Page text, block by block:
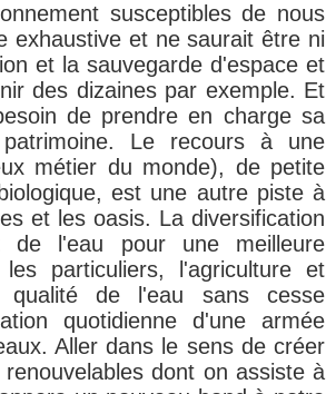
susceptibles de nous
exhaustive et ne saurait être ni
et la sauvegarde d'espace et
des dizaines par exemple. Et
de prendre en charge sa
Le recours à une
métier du monde), de petite
est une autre piste à
et les oasis. La diversification
de l'eau pour une meilleure
particuliers, l'agriculture et
qualité de l'eau sans cesse
quotidienne d'une armée
Aller dans le sens de créer
dont on assiste à